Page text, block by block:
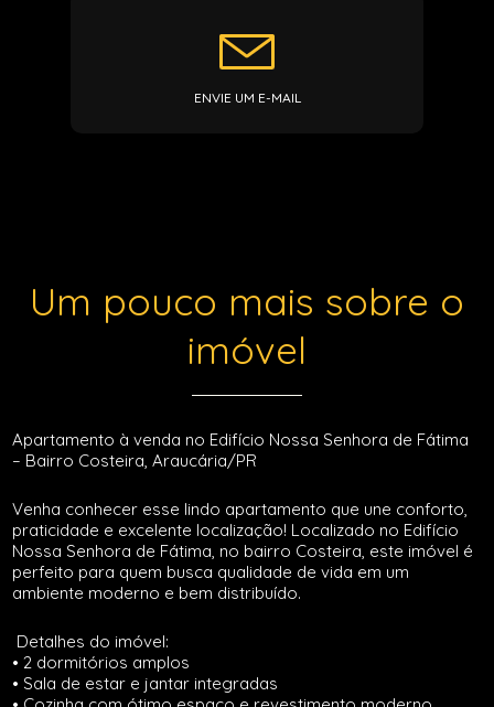
ENVIE UM E-MAIL
Um pouco mais sobre o
imóvel
Apartamento à venda no Edifício Nossa Senhora de Fátima
– Bairro Costeira, Araucária/PR
Venha conhecer esse lindo apartamento que une conforto,
praticidade e excelente localização! Localizado no Edifício
Nossa Senhora de Fátima, no bairro Costeira, este imóvel é
perfeito para quem busca qualidade de vida em um
ambiente moderno e bem distribuído.
Detalhes do imóvel:
• 2 dormitórios amplos
• Sala de estar e jantar integradas